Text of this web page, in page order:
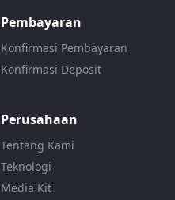
Pembayaran
Konfirmasi Pembayaran
Konfirmasi Deposit
Perusahaan
Tentang Kami
Teknologi
Media Kit